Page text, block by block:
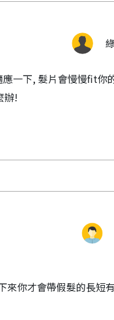
一下, 髮片會慢慢fit
辦!
你才會帶假髮的長短